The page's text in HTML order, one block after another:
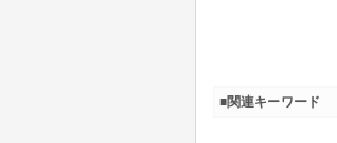
■関連キーワード